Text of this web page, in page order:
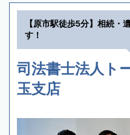
【原市駅徒歩5分】相続・
す！
司法書士法人
玉支店